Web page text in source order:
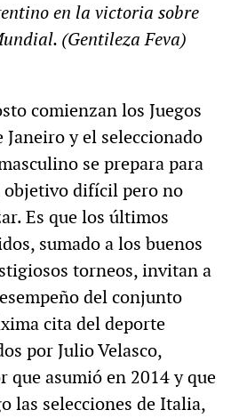
en la victoria sobre
(Gentileza Feva)
comienzan los Juegos
y el seleccionado
se prepara para
objetivo difícil pero no
Es que los últimos
sumado a los buenos
torneos, invitan a
del conjunto
cita del deporte
por Julio Velasco,
que asumió en 2014 y que
las selecciones de Italia,